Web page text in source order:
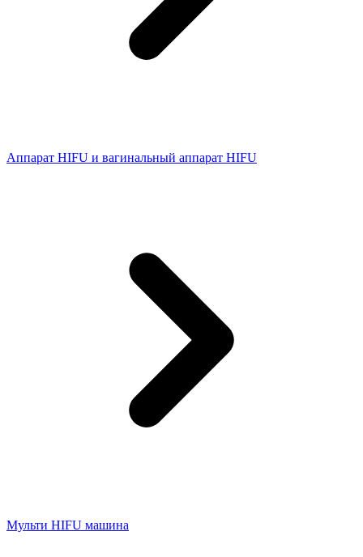
Аппарат HIFU и вагинальный аппарат HIFU
Мульти HIFU машина